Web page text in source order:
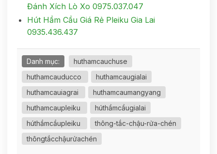
Đánh Xích Lò Xo 0975.037.047
Hút Hầm Cầu Giá Rẻ Pleiku Gia Lai
0935.436.437
Danh mục:
huthamcauchuse
huthamcauducco
huthamcaugialai
huthamcauiagrai
huthamcaumangyang
huthamcaupleiku
húthầmcầugialai
húthầmcầupleiku
thông-tắc-chậu-rửa-chén
thôngtắcchậurửachén